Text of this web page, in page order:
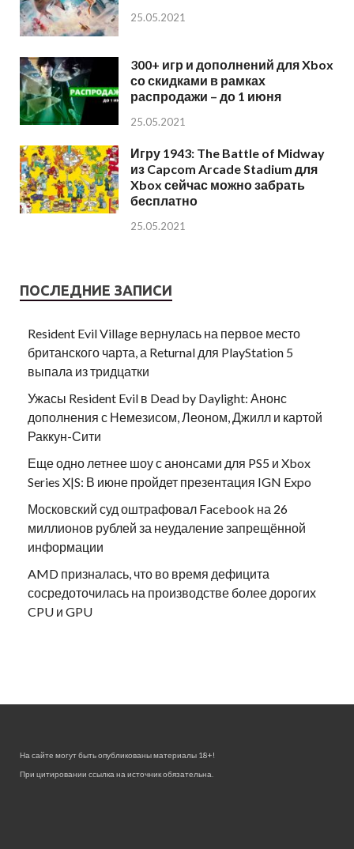
25.05.2021
300+ игр и дополнений для Xbox
со скидками в рамках
распродажи – до 1 июня
25.05.2021
Игру 1943: The Battle of Midway
из Capcom Arcade Stadium для
Xbox сейчас можно забрать
бесплатно
25.05.2021
ПОСЛЕДНИЕ ЗАПИСИ
Resident Evil Village вернулась на первое место
британского чарта, а Returnal для PlayStation 5
выпала из тридцатки
Ужасы Resident Evil в Dead by Daylight: Анонс
дополнения с Немезисом, Леоном, Джилл и картой
Раккун-Сити
Еще одно летнее шоу с анонсами для PS5 и Xbox
Series X|S: В июне пройдет презентация IGN Expo
Московский суд оштрафовал Facebook на 26
миллионов рублей за неудаление запрещённой
информации
AMD призналась, что во время дефицита
сосредоточилась на производстве более дорогих
CPU и GPU
На сайте могут быть опубликованы материалы 18+!
При цитировании ссылка на источник обязательна.